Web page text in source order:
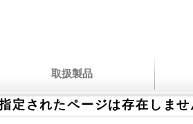
取扱製品
定されたページは存在しませ